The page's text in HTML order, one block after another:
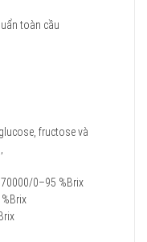
toàn cầu
fructose và
0–95 %Brix